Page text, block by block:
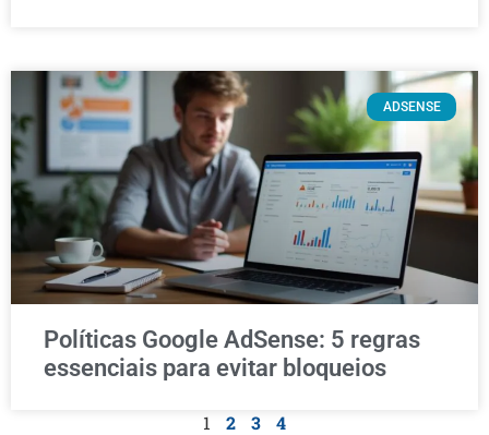
ADSENSE
Políticas Google AdSense: 5 regras
essenciais para evitar bloqueios
1 2 3 4